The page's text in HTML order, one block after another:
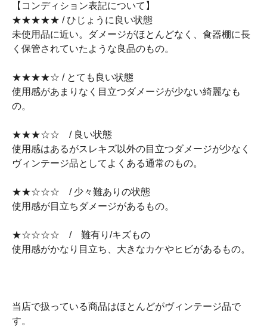
【コンディション表記について】
★★★★★ / ひじょうに良い状態
未使用品に近い。ダメージがほとんどなく、食器棚に長
く保管されていたような良品のもの。
★★★★☆ / とても良い状態
使用感があまりなく目立つダメージが少ない綺麗なも
の。
★★★☆☆ / 良い状態
使用感はあるがスレキズ以外の目立つダメージが少なく
ヴィンテージ品としてよくある通常のもの。
★★☆☆☆ / 少々難ありの状態
使用感が目立ちダメージがあるもの。
★☆☆☆☆ / 難有り/キズもの
使用感がかなり目立ち、大きなカケやヒビがあるもの。
当店で扱っている商品はほとんどがヴィンテージ品で
す。